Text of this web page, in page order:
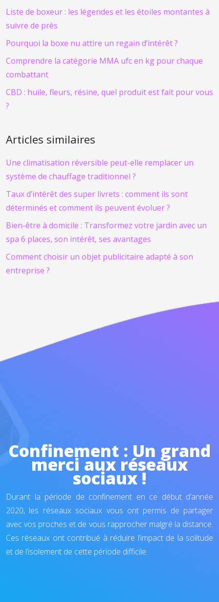
Liste de boxeur : les légendes et les étoiles montantes à
suivre de près
Pourquoi la boxe nu attire un regain d’intérêt ?
Comprendre la catégorie MMA ufc en kg pour chaque
combattant
CBD : huile, fleurs, résine, quel produit est fait pour vous
?
Articles similaires
Une climatisation réversible peut-elle remplacer un
système de chauffage traditionnel ?
Taux d’intérêt des super livrets : comment ils sont
déterminés et comment ils peuvent évoluer ?
Bien-être à domicile : Transformez votre jardin avec un
spa 6 places, son intérêt, ses avantages
Comment choisir un objet publicitaire adapté à son
entreprise ?
Confinement : Un grand
merci aux réseaux
sociaux !
Durant la période de confinement en ce début d’année
2020, les réseaux sociaux vous ont permis de partager
avec vos proches et de vous rapprocher malgré la distance.
Ces réseaux ont contribué à réduire l’impact de la solitude
et de l’isolement de cette période difficile.